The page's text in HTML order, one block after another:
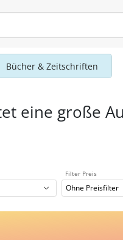
Bücher & Zeitschriften
eine große
Filter Preis
Ohne Preisfilter